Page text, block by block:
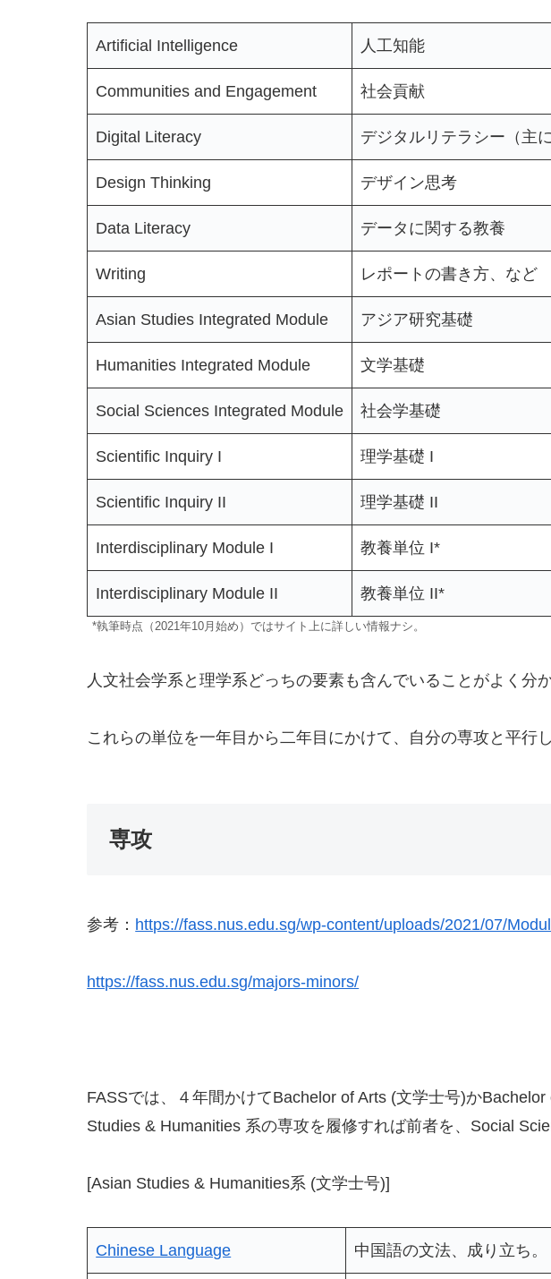
Artificial Intelligence 人工知能
Communities and Engagement 社会貢献
Digital Literacy デジタルリテラシー（主
Design Thinking デザイン思考
Data Literacy データに関する教養
Writing レポートの書き方、など
Asian Studies Integrated Module アジア研究基礎
Humanities Integrated Module 文学基礎
Social Sciences Integrated Module 社会学基礎
Scientific Inquiry I 理学基礎 I
Scientific Inquiry II 理学基礎 II
Interdisciplinary Module I 教養単位 I*
Interdisciplinary Module II 教養単位 II*
*執筆時点（2021年10月始め）ではサイト上に詳しい情報ナシ。
人文社会学系と理学系どっちの要素も含んでいることがよく分か
これらの単位を一年目から二年目にかけて、自分の専攻と平行
専攻
参考： https://fass.nus.edu.sg/wp-content/uploads/2021/07/
https://fass.nus.edu.sg/majors-minors/
FASSでは、４年間かけてBachelor of Arts (文学士号)か
Studies & Humanities 系の専攻を履修すれば前者を、Social
[Asian Studies & Humanities系 (文学士号)]
Chinese Language 中国語の文法、成り立ち。